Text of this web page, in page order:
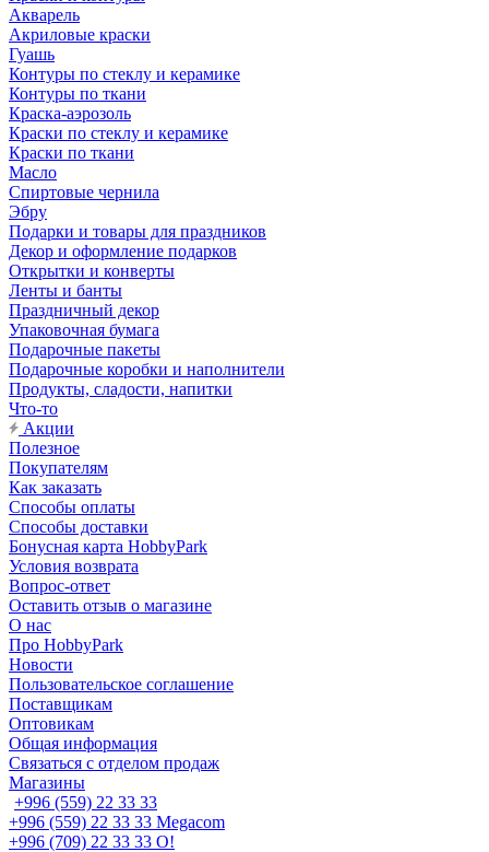
Акварель
Акриловые краски
Гуашь
Контуры по стеклу и керамике
Контуры по ткани
Краска-аэрозоль
Краски по стеклу и керамике
Краски по ткани
Масло
Спиртовые чернила
Эбру
Подарки и товары для праздников
Декор и оформление подарков
Открытки и конверты
Ленты и банты
Праздничный декор
Упаковочная бумага
Подарочные пакеты
Подарочные коробки и наполнители
Продукты, сладости, напитки
Что-то
Акции
Полезное
Покупателям
Как заказать
Способы оплаты
Способы доставки
Бонусная карта HobbyPark
Условия возврата
Вопрос-ответ
Оставить отзыв о магазине
О нас
Про HobbyPark
Новости
Пользовательское соглашение
Поставщикам
Оптовикам
Общая информация
Связаться с отделом продаж
Магазины
+996 (559) 22 33 33
+996 (559) 22 33 33 Megacom
+996 (709) 22 33 33 O!